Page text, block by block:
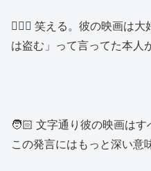
👱🏼‍♂️ 笑える。彼の映画は
は盗む」って言ってた本人
🧑🏻 文字通り彼の映画はす
この発言にはもっと深い意